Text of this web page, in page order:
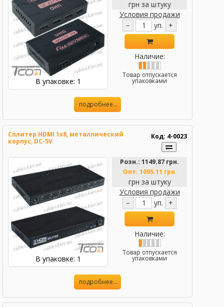
В упаковке: 1
грн за штуку
Условия продажи
−
уп. +
Наличие:
Товар отпускается
упаковками
подробнее...
Сплитер HDMI 1x8, металлический
корпус, DC-5V
Код: 4-0023
В упаковке: 1
Розн.: 1149.87 грн.
Опт: 1095.11 грн.
грн за штуку
Условия продажи
−
уп. +
Наличие:
Товар отпускается
упаковками
подробнее...